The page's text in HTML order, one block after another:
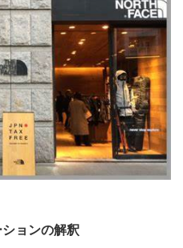
ョンの解釈